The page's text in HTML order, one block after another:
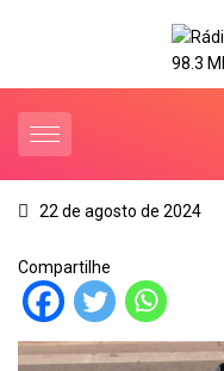
22 de agosto de 2024
Compartilhe